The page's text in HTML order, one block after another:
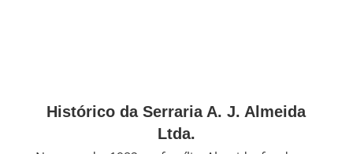
Histórico da Serraria A. J. Almeida
Ltda.